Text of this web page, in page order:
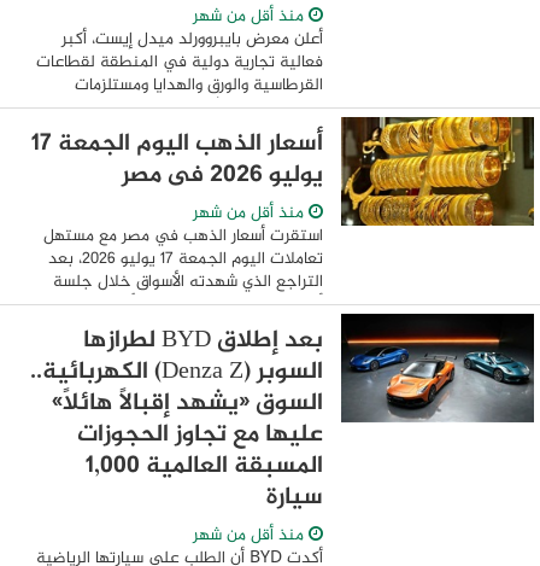
منذ أقل من شهر
أعلن معرض بايبروورلد ميدل إيست، أكبر
فعالية تجارية دولية في المنطقة لقطاعات
القرطاسية والورق والهدايا ومستلزمات
المكاتب، والذي يُقام في الفترة الممتدة من
13 إلى 15 أكتوبر 2026 في مركز دبي التجاري
...
أسعار الذهب اليوم الجمعة 17
يوليو 2026 فى مصر
منذ أقل من شهر
استقرت أسعار الذهب في مصر مع مستهل
تعاملات اليوم الجمعة 17 يوليو 2026، بعد
التراجع الذي شهدته الأسواق خلال جلسة
أمس، في ظل استقرار سعر الأونصة عالميا
وهدوء حركة سعر صرف الدولار أمام الجنيه.
وكان ...
بعد إطلاق BYD لطرازها
السوبر (Denza Z) الكهربائية..
السوق «يشهد إقبالًا هائلًا»
عليها مع تجاوز الحجوزات
المسبقة العالمية 1,000
سيارة
منذ أقل من شهر
أكدت BYD أن الطلب على سيارتها الرياضية